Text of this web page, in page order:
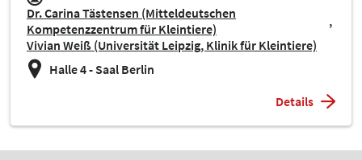
Dr. Carina Tästensen (Mitteldeutschen
Kompetenzzentrum für Kleintiere)
Vivian Weiß (Universität Leipzig, Klinik für Kleintiere)
Halle 4 - Saal Berlin
Details